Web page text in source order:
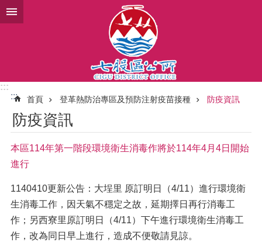
跳到主要內容區塊
:::
:::
首頁 登革熱防治專區及預防注射疫苗接種 防疫資訊
防疫資訊
本區114年第一階段環境衛生消毒作將於114年4月4日開始
進行
1140410更新公告：大埕里 原訂明日（4/11）進行環境衛
生消毒工作，因天氣不穩定之故，延期擇日再行消毒工
作；另西寮里原訂明日（4/11）下午進行環境衛生消毒工
作，改為同日早上進行，造成不便敬請見諒。